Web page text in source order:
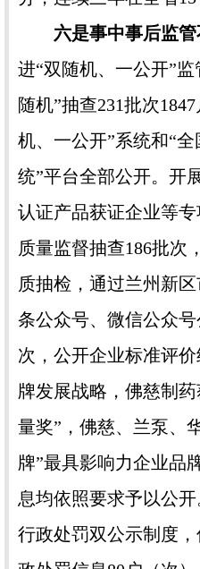
六是事中事后监管
进“双随机、一公开”
随机”抽查231批次
机、一公开”系统和“
统”平台全部公开。开
认证产品获证企业等
质量监督抽查186批次
质抽检，通过兰州新
条公众号、微信公众
次，公开企业标准评
牌发展战略，佛慈制
量奖”，佛慈、兰泵、
牌”最具影响力企业品
息均依照要求予以公开
行政处罚双公示制度